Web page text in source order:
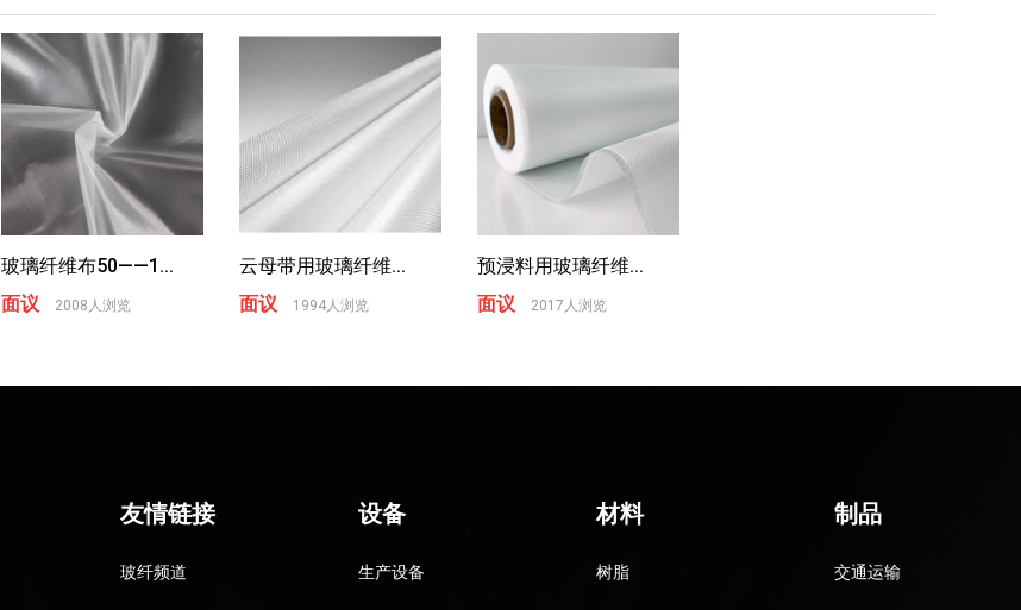
玻璃纤维布50——1...
面议
2008人浏览
云母带用玻璃纤维...
面议
1994人浏览
预浸料用玻璃纤维...
面议
2017人浏览
友情链接
玻纤频道
设备
生产设备
材料
树脂
制品
交通运输